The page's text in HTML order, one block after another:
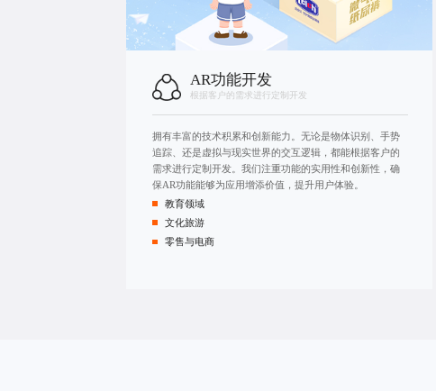
AR功能开发
根据客户的需求进行定制开发
拥有丰富的技术积累和创新能力。无论是物体识别、手势
追踪、还是虚拟与现实世界的交互逻辑，都能根据客户的
需求进行定制开发。我们注重功能的实用性和创新性，确
保AR功能能够为应用增添价值，提升用户体验。
教育领域
文化旅游
零售与电商